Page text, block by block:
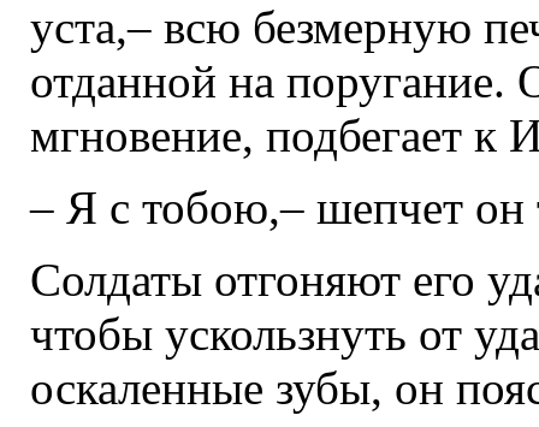
уста,– всю безмерную
отданной на поругание.
мгновение, подбегает к
– Я с тобою,– шепчет он
Солдаты отгоняют его
чтобы ускользнуть от
оскаленные зубы, он